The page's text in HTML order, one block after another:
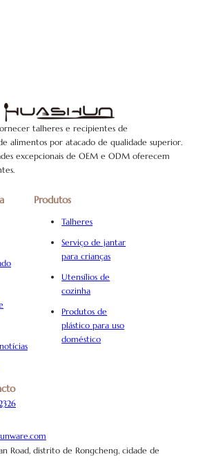
talheres e recipientes de
alimentos por atacado de qualidade superior.
excepcionais de OEM e ODM oferecem
Produtos
Talheres
Serviço de jantar
para crianças
Utensílios de
cozinha
Produtos de
plástico para uso
doméstico
Road, distrito de Rongcheng, cidade de